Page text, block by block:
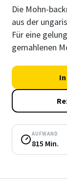
Die Mohn-
aus der
Für eine
gemahlenen
AUFWAND
815 Min.